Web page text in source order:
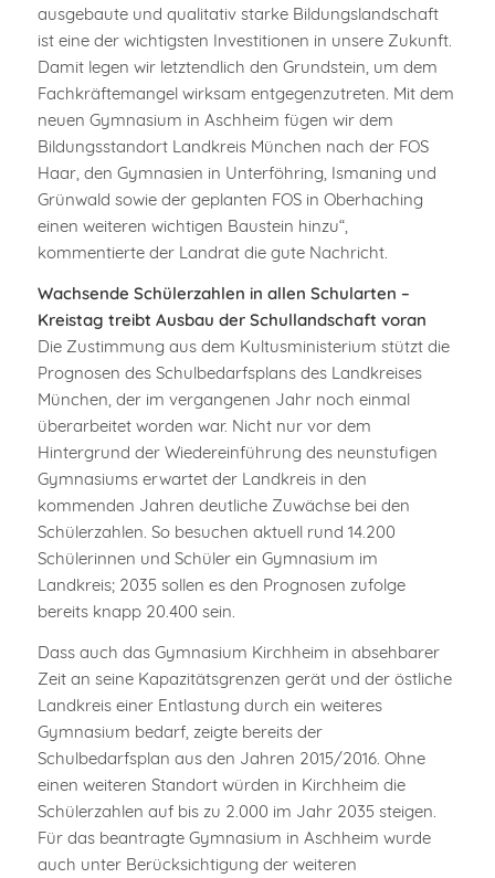
ausgebaute und qualitativ starke Bildungslandschaft
ist eine der wichtigsten Investitionen in unsere Zukunft.
Damit legen wir letztendlich den Grundstein, um dem
Fachkräftemangel wirksam entgegenzutreten. Mit dem
neuen Gymnasium in Aschheim fügen wir dem
Bildungsstandort Landkreis München nach der FOS
Haar, den Gymnasien in Unterföhring, Ismaning und
Grünwald sowie der geplanten FOS in Oberhaching
einen weiteren wichtigen Baustein hinzu“,
kommentierte der Landrat die gute Nachricht.
Wachsende Schülerzahlen in allen Schularten –
Kreistag treibt Ausbau der Schullandschaft voran
Die Zustimmung aus dem Kultusministerium stützt die
Prognosen des Schulbedarfsplans des Landkreises
München, der im vergangenen Jahr noch einmal
überarbeitet worden war. Nicht nur vor dem
Hintergrund der Wiedereinführung des neunstufigen
Gymnasiums erwartet der Landkreis in den
kommenden Jahren deutliche Zuwächse bei den
Schülerzahlen. So besuchen aktuell rund 14.200
Schülerinnen und Schüler ein Gymnasium im
Landkreis; 2035 sollen es den Prognosen zufolge
bereits knapp 20.400 sein.
Dass auch das Gymnasium Kirchheim in absehbarer
Zeit an seine Kapazitätsgrenzen gerät und der östliche
Landkreis einer Entlastung durch ein weiteres
Gymnasium bedarf, zeigte bereits der
Schulbedarfsplan aus den Jahren 2015/2016. Ohne
einen weiteren Standort würden in Kirchheim die
Schülerzahlen auf bis zu 2.000 im Jahr 2035 steigen.
Für das beantragte Gymnasium in Aschheim wurde
auch unter Berücksichtigung der weiteren